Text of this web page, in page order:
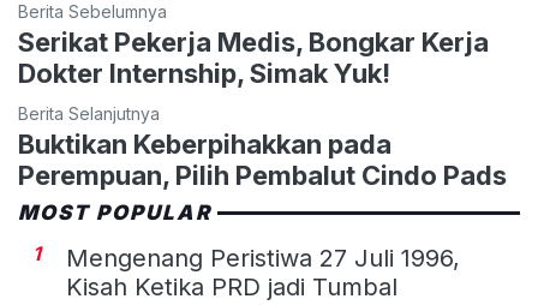
Berita Sebelumnya
Serikat Pekerja Medis, Bongkar Kerja
Dokter Internship, Simak Yuk!
Berita Selanjutnya
Buktikan Keberpihakkan pada
Perempuan, Pilih Pembalut Cindo Pads
MOST POPULAR
1
Mengenang Peristiwa 27 Juli 1996,
Kisah Ketika PRD jadi Tumbal